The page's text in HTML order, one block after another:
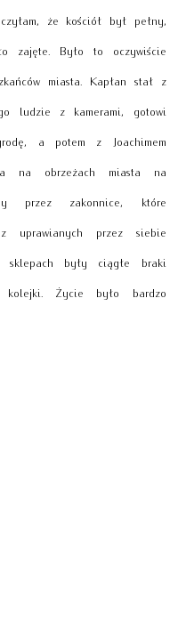
że kościół był pełny,
zajęte. Było to oczywiście
miasta. Kapłan stał z
ludzie z kamerami, gotowi
a potem z Joachimem
na obrzeżach miasta na
przez zakonnice, które
z uprawianych przez siebie
sklepach były ciągłe braki
Życie było bardzo